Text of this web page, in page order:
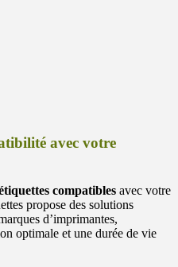
avec votre
compatibles avec votre
propose des solutions
d’imprimantes,
optimale et une durée de vie